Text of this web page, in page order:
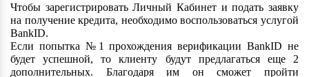
Чтобы зарегистрировать Личный Кабинет и подать заявку
на получение кредита, необходимо воспользоваться услугой
BankID.
Если попытка №1 прохождения верификации BankID не
будет успешной, то клиенту будут предлагаться еще 2
дополнительных. Благодаря им он сможет пройти